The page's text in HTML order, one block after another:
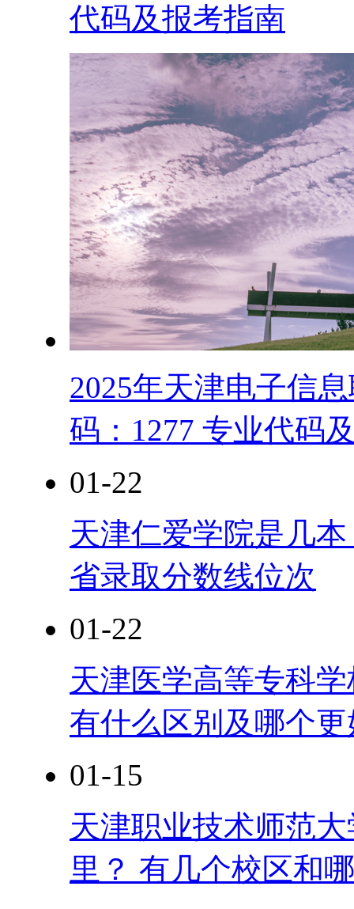
代码及报考指南
2025年天津电子信
码：1277 专业代码
01-22
天津仁爱学院是几
省录取分数线位次
01-22
天津医学高等专科
有什么区别及哪个更
01-15
天津职业技术师范
里？ 有几个校区和